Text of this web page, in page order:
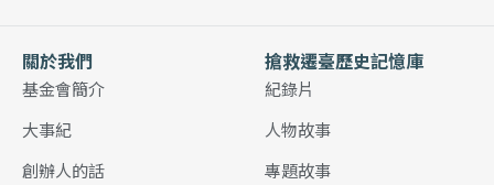
關於我們
基金會簡介
大事紀
創辦人的話
搶救遷臺歷史記憶庫
紀錄片
人物故事
專題故事